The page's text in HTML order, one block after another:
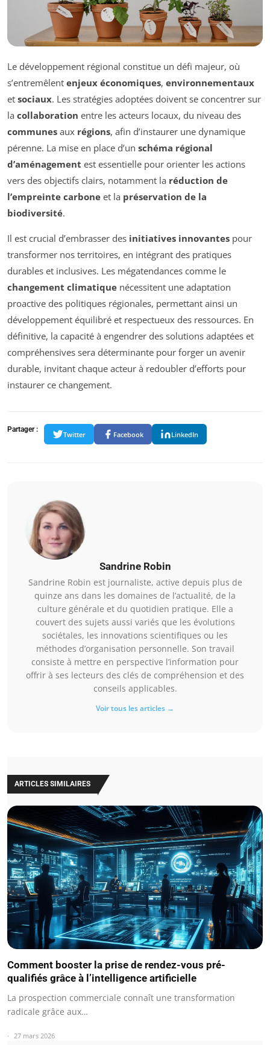
Le développement régional constitue un défi majeur, où
s’entremêlent enjeux économiques, environnementaux
et sociaux. Les stratégies adoptées doivent se concentrer sur
la collaboration entre les acteurs locaux, du niveau des
communes aux régions, afin d’instaurer une dynamique
pérenne. La mise en place d’un schéma régional
d’aménagement est essentielle pour orienter les actions
vers des objectifs clairs, notamment la réduction de
l’empreinte carbone et la préservation de la
biodiversité.
Il est crucial d’embrasser des initiatives innovantes pour
transformer nos territoires, en intégrant des pratiques
durables et inclusives. Les mégatendances comme le
changement climatique nécessitent une adaptation
proactive des politiques régionales, permettant ainsi un
développement équilibré et respectueux des ressources. En
définitive, la capacité à engendrer des solutions adaptées et
compréhensives sera déterminante pour forger un avenir
durable, invitant chaque acteur à redoubler d’efforts pour
instaurer ce changement.
Partager :
Twitter Facebook LinkedIn
Sandrine Robin
Sandrine Robin est journaliste, active depuis plus de
quinze ans dans les domaines de l’actualité, de la
culture générale et du quotidien pratique. Elle a
couvert des sujets aussi variés que les évolutions
sociétales, les innovations scientifiques ou les
méthodes d’organisation personnelle. Son travail
consiste à mettre en perspective l’information pour
offrir à ses lecteurs des clés de compréhension et des
conseils applicables.
Voir tous les articles →
ARTICLES SIMILAIRES
Comment booster la prise de rendez-vous pré-
qualifiés grâce à l’intelligence artificielle
La prospection commerciale connaît une transformation
radicale grâce aux…
27 mars 2026